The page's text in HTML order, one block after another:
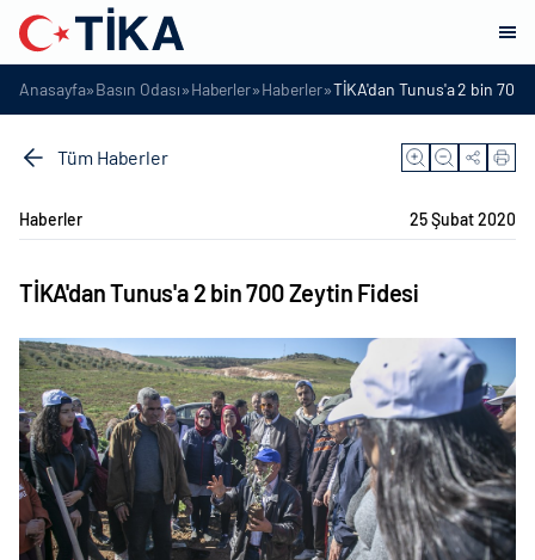
Anasayfa»Basın Odası»Haberler»Haberler»TİKA'dan Tunus'a 2 bin 700
Tüm Haberler
Haberler 25 Şubat 2020
TİKA'dan Tunus'a 2 bin 700 Zeytin Fidesi